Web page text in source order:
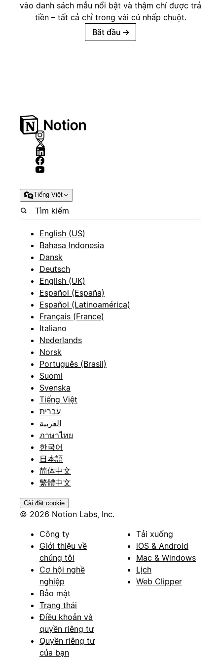
vào danh sách mẫu nổi bật và thậm chí được trả
tiền – tất cả chỉ trong vài cú nhấp chuột.
Bắt đầu →
Tiếng Việt
English (US)
Bahasa Indonesia
Dansk
Deutsch
English (UK)
Español (España)
Español (Latinoamérica)
Français (France)
Italiano
Nederlands
Norsk
Português (Brasil)
Suomi
Svenska
Tiếng Việt
עברית
العربية
ภาษาไทย
한국어
日本語
简体中文
繁體中文
Cài đặt cookie
© 2026 Notion Labs, Inc.
Công ty
Giới thiệu về
chúng tôi
Cơ hội nghề
nghiệp
Bảo mật
Trạng thái
Điều khoản và
quyền riêng tư
Quyền riêng tư
của bạn
Tải xuống
iOS & Android
Mac & Windows
Lịch
Web Clipper